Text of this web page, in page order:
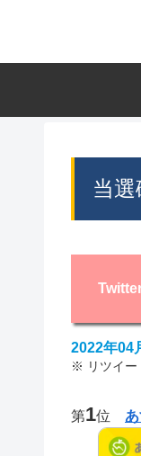
当
Twitter
2022年04
※ リツイー
第1位